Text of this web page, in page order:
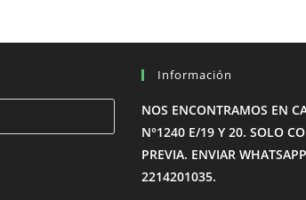
Pulsa
Escape
cerrar
Información
NOS ENCONTRAMOS EN
N°1240 E/19 Y 20. SOLO
PREVIA. ENVIAR
2214201035.